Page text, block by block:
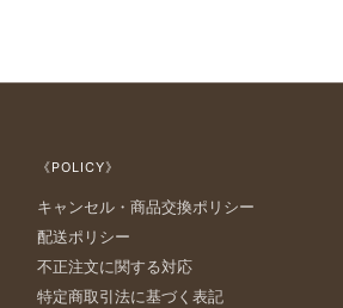
《POLICY》
キャンセル・商品交換ポリシー
配送ポリシー
不正注文に関する対応
特定商取引法に基づく表記